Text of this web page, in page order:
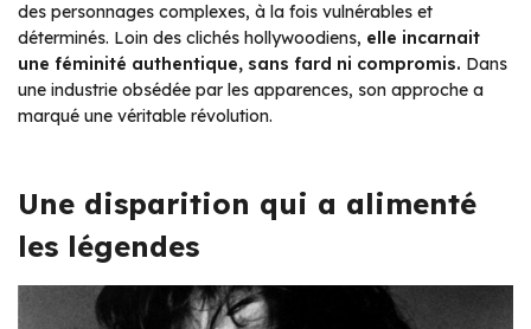
des personnages complexes, à la fois vulnérables et
déterminés. Loin des clichés hollywoodiens, elle incarnait
une féminité authentique, sans fard ni compromis. Dans
une industrie obsédée par les apparences, son approche a
marqué une véritable révolution.
Une disparition qui a alimenté
les légendes